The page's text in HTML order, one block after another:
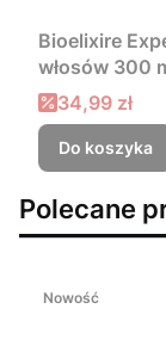
Bioelixire
włosów 300
Cena
34,99 zł
Do koszyka
Polecane
Nowość